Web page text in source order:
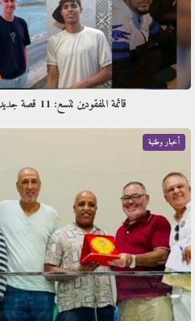
قائمة المفقودين تتسع: 11 قصة جديدة عقب محاولة التسلل لسبتة
أخبار وطنية